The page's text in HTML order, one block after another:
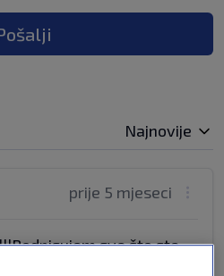
Najnovije
prije 5 mjeseci
sve što ste